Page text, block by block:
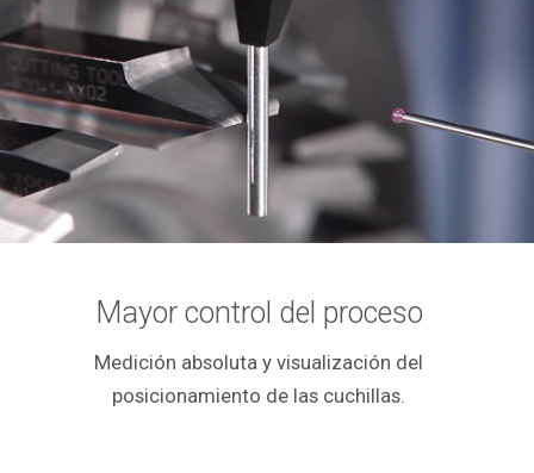
Mayor control del proceso
Medición absoluta y visualización del
posicionamiento de las cuchillas.